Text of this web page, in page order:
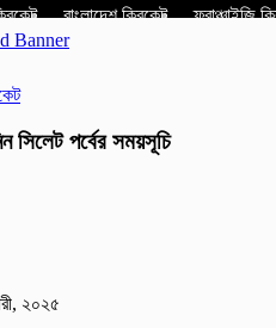
বাংলাদেশ ক্রিকেট ফ্রাঞ্চাইজি
পর্বে‌র সময়সূচি
২০২৫